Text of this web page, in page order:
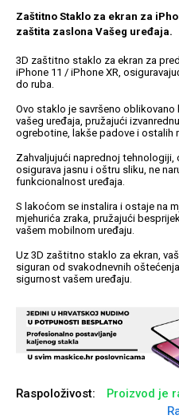
Zaštitno Staklo za ekran za
zaštita zaslona Vašeg uređaja.
3D zaštitno staklo za ekran za
iPhone 11 / iPhone XR,
do ruba.
Ovo staklo je savršeno
vašeg uređaja, pružajući
ogrebotine, lakše padove i ostalih
Zahvaljujući naprednoj
osigurava jasnu i oštru sliku, ne
funkcionalnost uređaja.
S lakoćom se instalira i ostaje na
mjehurića zraka, pružajući
vašem mobilnom uređaju.
Uz 3D zaštitno staklo za ekran,
siguran od svakodnevnih
sigurnost vašem uređaju.
Raspoloživost:
Proizvod je
Životinjsko carstvo
Svemirska kolekcija
Univerzalne futrole i
maskice